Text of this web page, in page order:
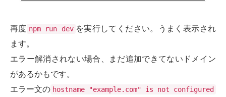
再度 npm run dev を実行してください。うまく表示され
ます。
エラー解消されない場合、まだ追加できてないドメイン
があるかもです。
エラー文の hostname "example.com" is not configured